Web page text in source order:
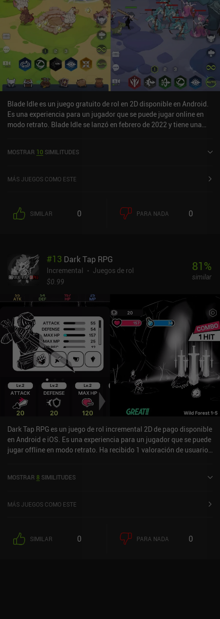
Blade Idle es un juego gratuito de rol en 2D disponible en Android.
Es una experiencia para un jugador que se puede jugar online en
modo retrato. Blade Idle se lanzó en febrero de 2022 y tiene una
MOSTRAR 10 SIMILITUDES
MÁS JUEGOS COMO ESTE
SIMILAR 0 PARA NADA 0
#13 Dark Tap RPG
Incremental
Juegos de rol
$0.99
81%
similar
Dark Tap RPG es un juego de rol incremental 2D de pago disponible
en Android e iOS. Es una experiencia para un jugador que se puede
jugar offline en modo retrato. Ha recibido 1 valoración de usuario
y de 4,2 sobre 5,0 en la App Store de iOS.
MOSTRAR 8 SIMILITUDES
MÁS JUEGOS COMO ESTE
SIMILAR 0 PARA NADA 0